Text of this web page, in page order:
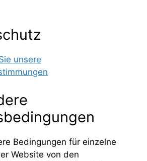
unsere
Bedingungen für einzelne
Website von den